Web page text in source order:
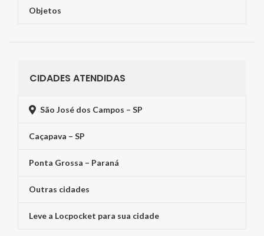
Objetos
CIDADES ATENDIDAS
São José dos Campos – SP
Caçapava – SP
Ponta Grossa – Paraná
Outras cidades
Leve a Locpocket para sua cidade